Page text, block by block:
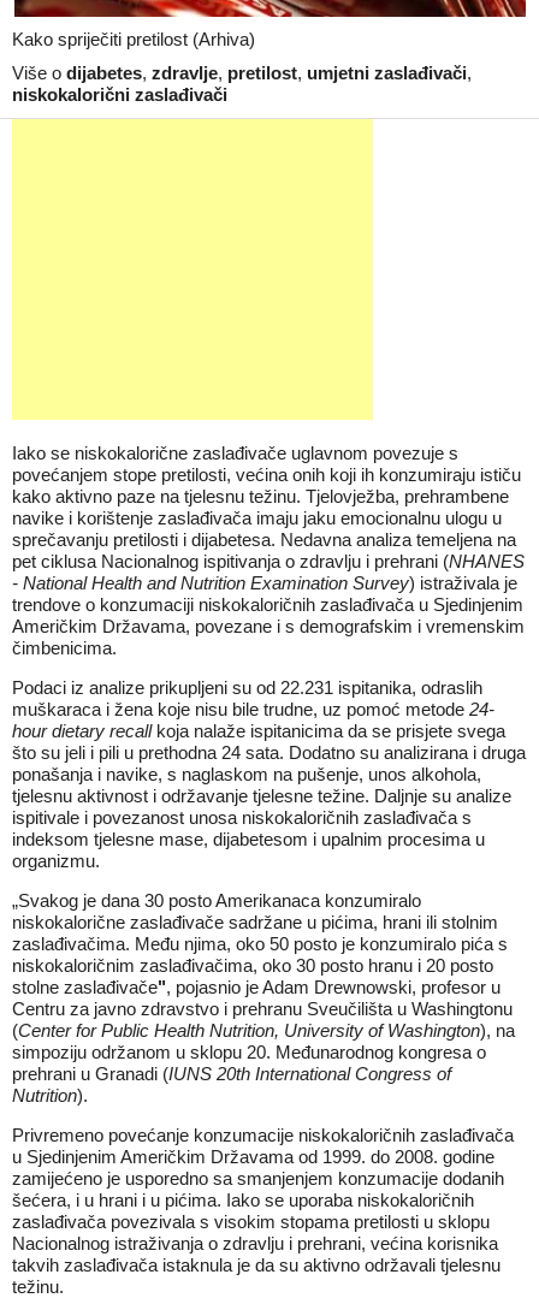
Kako spriječiti pretilost (Arhiva)
Više o dijabetes, zdravlje, pretilost, umjetni zaslađivači,
niskokalorični zaslađivači
Iako se niskokalorične zaslađivače uglavnom povezuje s
povećanjem stope pretilosti, većina onih koji ih konzumiraju ističu
kako aktivno paze na tjelesnu težinu. Tjelovježba, prehrambene
navike i korištenje zaslađivača imaju jaku emocionalnu ulogu u
sprečavanju pretilosti i dijabetesa. Nedavna analiza temeljena na
pet ciklusa Nacionalnog ispitivanja o zdravlju i prehrani (NHANES
- National Health and Nutrition Examination Survey) istraživala je
trendove o konzumaciji niskokaloričnih zaslađivača u Sjedinjenim
Američkim Državama, povezane i s demografskim i vremenskim
čimbenicima.
Podaci iz analize prikupljeni su od 22.231 ispitanika, odraslih
muškaraca i žena koje nisu bile trudne, uz pomoć metode 24-
hour dietary recallkoja nalaže ispitanicima da se prisjete svega
što su jeli i pili u prethodna 24 sata. Dodatno su analizirana i druga
ponašanja i navike, s naglaskom na pušenje, unos alkohola,
tjelesnu aktivnost i održavanje tjelesne težine. Daljnje su analize
ispitivale i povezanost unosa niskokaloričnih zaslađivača s
indeksom tjelesne mase, dijabetesom i upalnim procesima u
organizmu.
„Svakog je dana 30 posto Amerikanaca konzumiralo
niskokalorične zaslađivače sadržane u pićima, hrani ili stolnim
zaslađivačima. Među njima, oko 50 posto je konzumiralo pića s
niskokaloričnim zaslađivačima, oko 30 posto hranu i 20 posto
stolne zaslađivače", pojasnio je Adam Drewnowski, profesor u
Centru za javno zdravstvo i prehranu Sveučilišta u Washingtonu
(Center for Public Health Nutrition, University of Washington), na
simpoziju održanom u sklopu 20. Međunarodnog kongresa o
prehrani u Granadi (IUNS 20th International Congress of
Nutrition).
Privremeno povećanje konzumacije niskokaloričnih zaslađivača
u Sjedinjenim Američkim Državama od 1999. do 2008. godine
zamijećeno je usporedno sa smanjenjem konzumacije dodanih
šećera, i u hrani i u pićima. Iako se uporaba niskokaloričnih
zaslađivača povezivala s visokim stopama pretilosti u sklopu
Nacionalnog istraživanja o zdravlju i prehrani, većina korisnika
takvih zaslađivača istaknula je da su aktivno održavali tjelesnu
težinu.